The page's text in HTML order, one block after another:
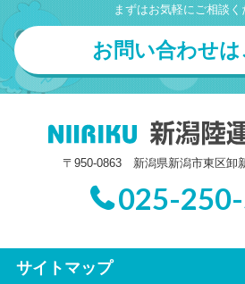
まずはお気軽にご相談く
お問い合わせは
〒950-0863 新潟県新潟市東区卸
025-
サイトマップ